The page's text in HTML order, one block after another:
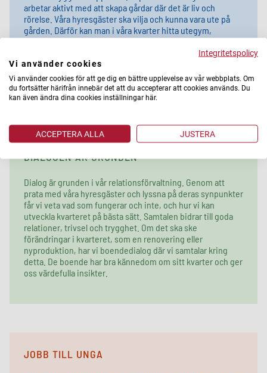
arbetar aktivt med att skapa gårdar där det är liv och
rörelse. Våra hyresgäster ska vilja och kunna vara ute på
gården. Därför kan man i våra kvarter hitta utegym,
grillplatser, fotbollsplaner, lekplatser och sköna
sittplatser. Vi anordnar också olika aktiviteter tillsammans
med våra hyresgäster, för att lära känna varandra bättre. Vi
odlar, har grannkalas, spelar kubb och fixar cyklar.
DIALOGEN ÄR GRUNDEN
Dialog är grunden i vår relationsförvaltning. Genom att
prata med våra hyresgäster och lyssna på deras synpunkter
får vi veta vad som fungerar och inte, och hur vi kan
utveckla kvarteret på bästa sätt. Samtalen bidrar till goda
relationer, trivsel och trygghet. Om det ska ske
förändringar i kvarteret, som en renovering eller
nyproduktion, har vi boendedialog där vi samtalar kring
detta. De boende har bra kännedom om sitt kvarter och ger
oss värdefulla insikter.
JOBB TILL UNGA
Integritetspolicy
Vi använder cookies
Vi använder cookies för att ge dig en bättre upplevelse av vår webbplats. Om
du fortsätter härifrån innebär det att du accepterar att cookies används. Du
kan även ändra dina cookies inställningar här.
ACCEPTERA ALLA JUSTERA